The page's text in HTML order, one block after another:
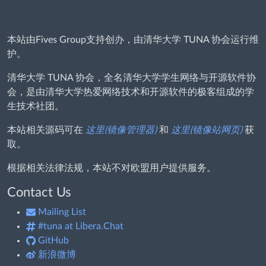
本站由Fives Group支持创办，由清华大学 TUNA 协会运行维
护。
清华大学 TUNA 协会，全名清华大学学生网络与开源软件协
会，是由清华大学热爱网络技术和开源软件的极客组成的学
生技术社团。
本站相关源码可在 这里(镜像管理器)和 这里(镜像站网页)获
取。
根据相关法律法规，本站不对欧盟用户提供服务。
Contact Us
Mailing List
#tuna at Libera.Chat
GitHub
新浪微博